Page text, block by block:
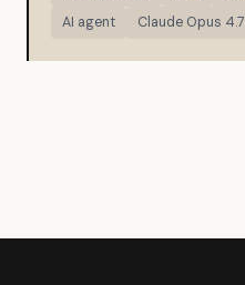
AI agent
Claude Opus 4.7